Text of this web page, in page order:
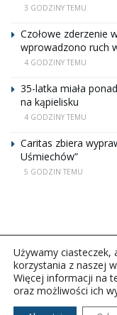
3 GODZINY TEMU
Czołowe zderzenie
wprowadzono ruch
4 GODZINY TEMU
35-latka miała
na kąpielisku
4 GODZINY TEMU
Caritas zbiera
Uśmiechów”
5 GODZIN TEMU
Copyright ©
Używamy ciasteczek,
korzystania z naszej
Więcej informacji na
oraz możliwości ich